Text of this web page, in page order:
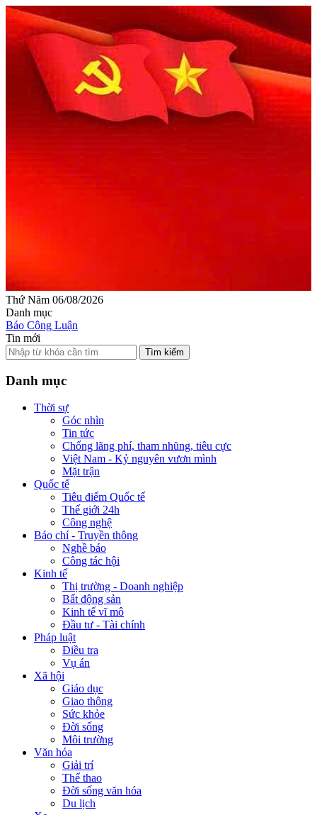
Thứ Năm 06/08/2026
Danh mục
Báo Công Luận
Tin mới
Tìm kiếm
Danh mục
Thời sự
Góc nhìn
Tin tức
Chống lãng phí, tham nhũng, tiêu cực
Việt Nam - Kỷ nguyên vươn mình
Mặt trận
Quốc tế
Tiêu điểm Quốc tế
Thế giới 24h
Công nghệ
Báo chí - Truyền thông
Nghề báo
Công tác hội
Kinh tế
Thị trường - Doanh nghiệp
Bất động sản
Kinh tế vĩ mô
Đầu tư - Tài chính
Pháp luật
Điều tra
Vụ án
Xã hội
Giáo dục
Giao thông
Sức khỏe
Đời sống
Môi trường
Văn hóa
Giải trí
Thể thao
Đời sống văn hóa
Du lịch